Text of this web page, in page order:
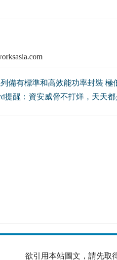
備有標準和高效能功率封裝 極
提醒：資安威脅不打烊，天天
欲引用本站圖文，請先取